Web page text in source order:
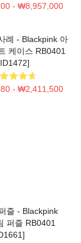
- ₩8,957,000
례 - Blackpink 아
케이스 RB0401
- ₩2,411,500
즐 - Blackpink
퍼즐 RB0401